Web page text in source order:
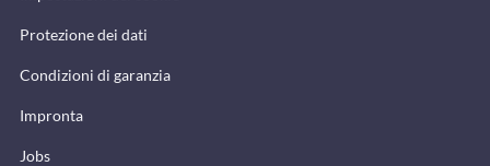
Protezione dei dati
Condizioni di garanzia
Impronta
Jobs